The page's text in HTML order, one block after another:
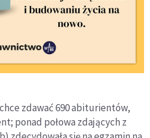
zdawać 690 abiturientów,
ponad połowa zdających z